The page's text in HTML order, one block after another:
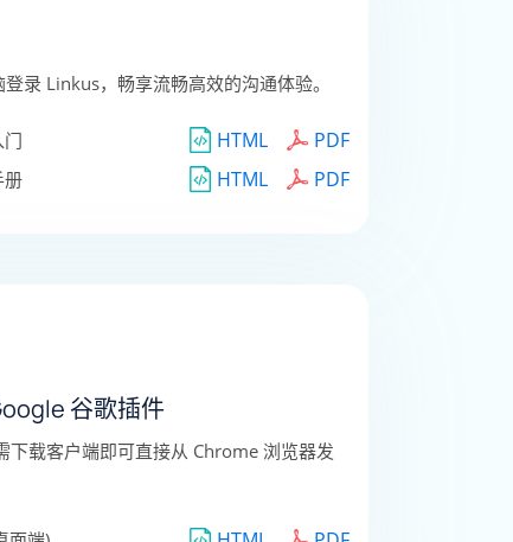
录 Linkus，畅享流畅高效的沟通体验。
HTML PDF
册 HTML PDF
谷歌插件
下载客户端即可直接从 Chrome 浏览器发